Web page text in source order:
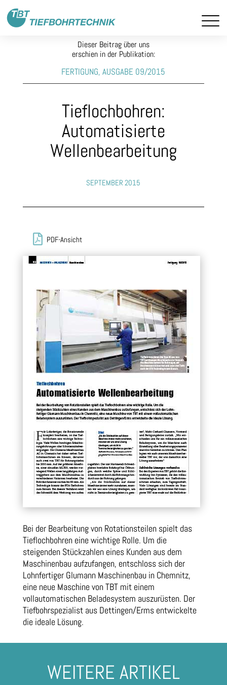
Dieser Beitrag über uns
erschien in der Publikation:
FERTIGUNG, AUSGABE 09/2015
Tieflochbohren:
Automatisierte
Wellenbearbeitung
SEPTEMBER 2015
 PDF-Ansicht
Bei der Bearbeitung von Rotationsteilen spielt das
Tieflochbohren eine wichtige Rolle. Um die
steigenden Stückzahlen eines Kunden aus dem
Maschinenbau aufzufangen, entschloss sich der
Lohnfertiger Glumann Maschinenbau in Chemnitz,
eine neue Maschine von TBT mit einem
vollautomatischen Beladesystem auszurüsten. Der
Tiefbohrspezialist aus Dettingen/Erms entwickelte
die ideale Lösung.
WEITERE ARTIKEL